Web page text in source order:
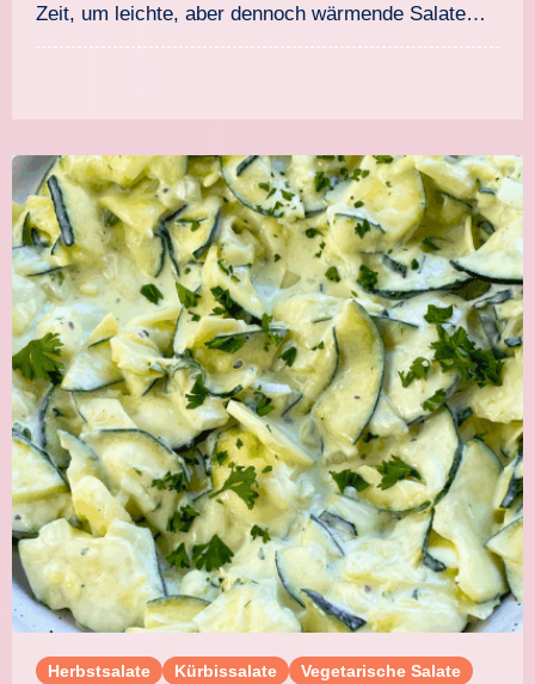
Zeit, um leichte, aber dennoch wärmende Salate…
Herbstsalate Kürbissalate Vegetarische Salate